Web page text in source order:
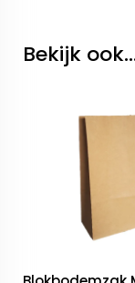
Bekijk